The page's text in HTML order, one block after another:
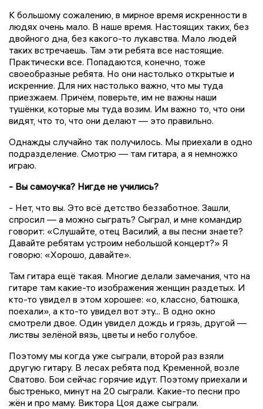
К большому сожалению, в мирное время искренности в
людях очень мало. В наше время. Настоящих таких, без
двойного дна, без какого-то лукавства. Мало людей
таких встречаешь. Там эти ребята все настоящие.
Практически все. Попадаются, конечно, тоже
своеобразные ребята. Но они настолько открытые и
искренние. Для них настолько важно, что мы туда
приезжаем. Причём, поверьте, им не важны наши
тушёнки, которые мы туда возим. Им важно то, что они
видят, что то, что они делают — это правильно.
Однажды случайно так получилось. Мы приехали в одно
подразделение. Смотрю — там гитара, а я немножко
играю.
- Вы самоучка? Нигде не учились?
- Нет, что вы. Это всё детство беззаботное. Зашли,
спросил — а можно сыграть? Сыграл, и мне командир
говорит: «Слушайте, отец Василий, а вы песни знаете?
Давайте ребятам устроим небольшой концерт?» Я
говорю: «Хорошо, давайте».
Там гитара ещё такая. Многие делали замечания, что на
гитаре там какие-то изображения женщин раздетых. И
кто-то увидел в этом хорошее: «о, классно, батюшка,
поехали», а кто-то увидел вот эту... В одно окно
смотрели двое. Один увидел дождь и грязь, другой —
листвы зелёной вязь, цветы и небо голубое.
Поэтому мы когда уже сыграли, второй раз взяли
другую гитару. В лесах ребята под Кременной, возле
Сватово. Бои сейчас горячие идут. Поэтому приехали и
быстренько, минут на 20 сыграли. Какие-то песни про
жён и про маму. Виктора Цоя даже сыграли.